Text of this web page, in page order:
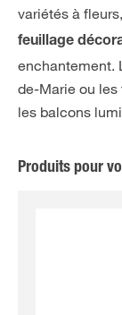
variétés à
feuillage
enchantement.
de-Marie ou
les balcons
Produits pour